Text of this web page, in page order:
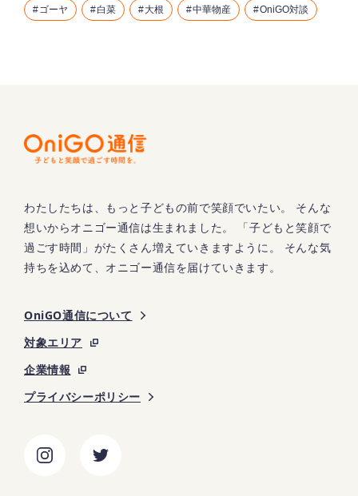
ゴーヤ 白菜 大根 中華物産 OniGO対談
わたしたちは、もっと子どもの前で笑顔でいたい。 そんな
想いからオニゴー通信は生まれました。 「子どもと笑顔で
過ごす時間」がたくさん増えていきますように。 そんな気
持ちを込めて、オニゴー通信を届けていきます。
OniGO通信について
対象エリア
企業情報
プライバシーポリシー